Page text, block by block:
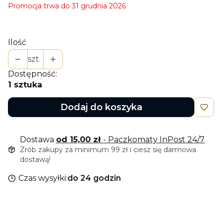
Promocja trwa do 31 grudnia 2026
Ilość
szt.
Dostępność:
1 sztuka
Dodaj do koszyka
Dostawa od 15,00 zł - Paczkomaty InPost 24/7
Zrób zakupy za minimum 99 zł i ciesz się darmowa
dostawą!
Czas wysyłki:do 24 godzin